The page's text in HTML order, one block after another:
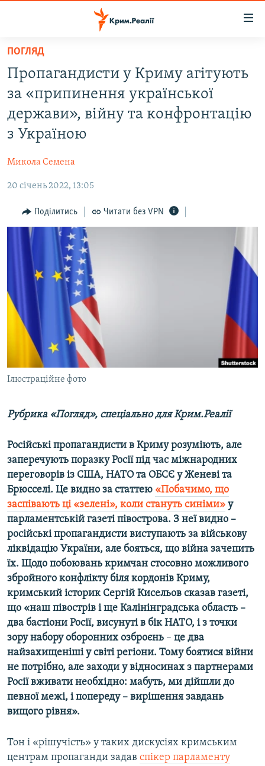
Перейти
основного
матеріалу
до
основної
Перейти
до
ВОДА.КРИМ
ВІДЕО ТА ФОТО
ПОЛІТИКА
ІНТЕРВ'Ю
ВСЕ ЗА ДЕНЬ
СПЕЦПРОЕКТИ
ДЕПОРТАЦІЯ
ВІДЕОУРОКИ «ELIFBE»
СВІДЧЕННЯ ОКУПАЦІЇ
УКРАЇНСЬКА ПРОБЛЕМА КРИМУ
ІНФОГРАФІКА
ЯК ОБІЙТИ БЛОКУВАННЯ
Русский
Qırımtatar
ДОЛУЧАЙСЯ!
ПОГЛЯД
Пропагандисти у Криму агітують
за «припинення української
держави», війну та конфронтацію
з Україною
Микола Семена
20 січень 2022, 13:05
Поділитись Читати без VPN
Ілюстраційне фото
Рубрика «Погляд», спеціально для Крим.Реалії
Російські пропагандисти в Криму розуміють, але
заперечують поразку Росії під час міжнародних
переговорів із США, НАТО та ОБСЄ у Женеві та
Брюсселі. Це видно за статтею «Побачимо, що
заспівають ці «зелені», коли стануть синіми» у
парламентській газеті півострова. З неї видно –
російські пропагандисти виступають за військову
ліквідацію України, але бояться, що війна зачепить
їх. Щодо побоювань кримчан стосовно можливого
збройного конфлікту біля кордонів Криму,
кримський історик Сергій Кисельов сказав газеті,
що «наш півострів і ще Калінінградська область –
два бастіони Росії, висунуті в бік НАТО, і з точки
зору набору оборонних озброєнь –​ це два
найзахищеніші у світі регіони. Тому боятися війни
не потрібно, але заходи у відносинах з партнерами
Росії вживати необхідно: мабуть, ми дійшли до
певної межі, і попереду – вирішення завдань
вищого рівня».
Тон і «рішучість» у таких дискусіях кримським
центрам пропаганди задав спікер парламенту